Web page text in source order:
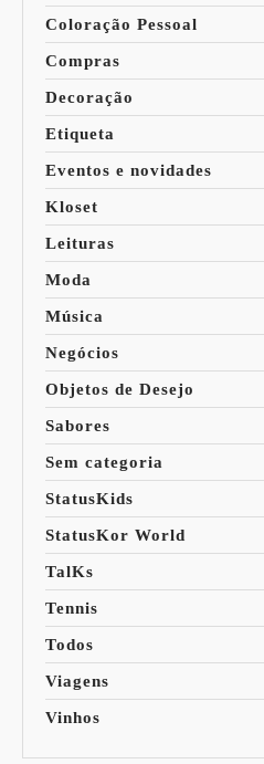
Coloração Pessoal
Compras
Decoração
Etiqueta
Eventos e novidades
Kloset
Leituras
Moda
Música
Negócios
Objetos de Desejo
Sabores
Sem categoria
StatusKids
StatusKor World
TalKs
Tennis
Todos
Viagens
Vinhos